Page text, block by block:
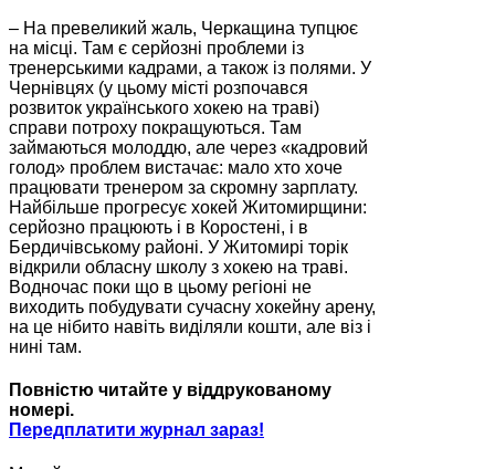
– На превеликий жаль, Черкащина тупцює
на місці. Там є серйозні проблеми із
тренерськими кадрами, а також із полями. У
Чернівцях (у цьому місті розпочався
розвиток українського хокею на траві)
справи потроху покращуються. Там
займаються молоддю, але через «кадровий
голод» проблем вистачає: мало хто хоче
працювати тренером за скромну зарплату.
Найбільше прогресує хокей Житомирщини:
серйозно працюють і в Коростені, і в
Бердичівському районі. У Житомирі торік
відкрили обласну школу з хокею на траві.
Водночас поки що в цьому регіоні не
виходить побудувати сучасну хокейну арену,
на це нібито навіть виділяли кошти, але віз і
нині там.
Повністю читайте у віддрукованому
номері.
Передплатити журнал зараз!